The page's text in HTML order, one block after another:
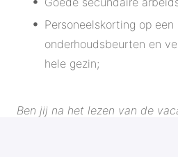
Personeelskorting op een
onderhoudsbeurten en
hele gezin;
Ben jij na het lezen van de